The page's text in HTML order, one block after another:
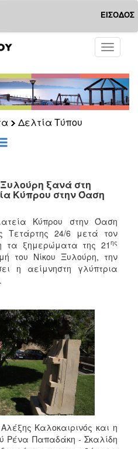
ΕΙΣΟΔΟΣ
Toggle
Δελτία Τύπου
ξανά στη
Κύπρου στην Όαση
Κύπρου στην Όαση
Τετάρτης 24/6 μετά τον
τα ξημερώματα της 21 ης
του Νίκου Ξυλούρη, την
η αείμνηστη γλύπτρια
Καλοκαιρινός και η
Ρένα Παπαδάκη - Σκαλίδη